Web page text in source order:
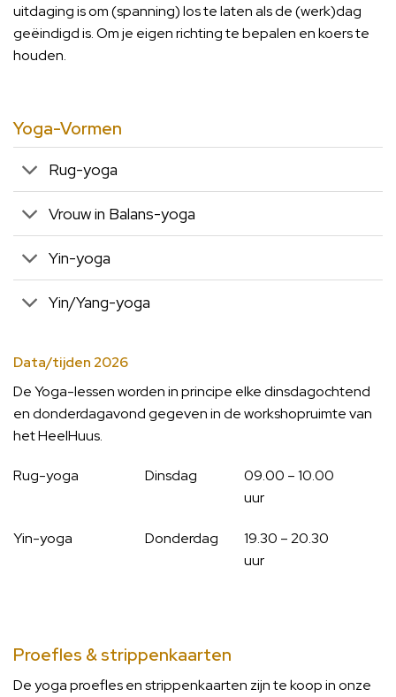
uitdaging is om (spanning) los te laten als de (werk)dag
geëindigd is. Om je eigen richting te bepalen en koers te
houden.
Yoga-Vormen
Rug-yoga
Vrouw in Balans-yoga
Yin-yoga
Yin/Yang-yoga
Data/tijden 2026
De Yoga-lessen worden in principe elke dinsdagochtend
en donderdagavond gegeven in de workshopruimte van
het HeelHuus.
Rug-yoga Dinsdag
09.00 – 10.00
uur
Yin-yoga Donderdag
19.30 – 20.30
uur
Proefles & strippenkaarten
De yoga proefles en strippenkaarten zijn te koop in onze